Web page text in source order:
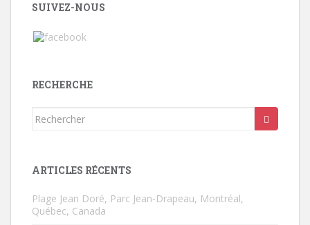
SUIVEZ-NOUS
RECHERCHE
Rechercher...
ARTICLES RÉCENTS
Plage Jean Doré, Parc Jean-Drapeau, Montréal,
Québec, Canada